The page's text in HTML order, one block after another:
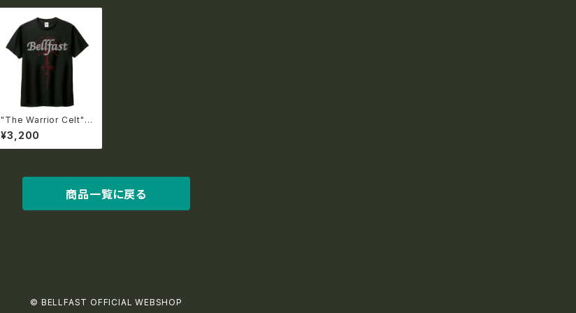
"The Warrior Celt" T
-Shirts【国内送料無
料】
¥3,200
商品一覧に戻る
© BELLFAST OFFICIAL WEBSHOP